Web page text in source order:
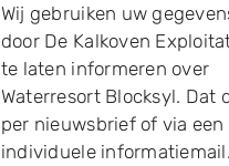
Wij gebruiken uw
door De Kalkoven
te laten informeren over
Waterresort Blocksyl. Dat
per nieuwsbrief of via een
individuele